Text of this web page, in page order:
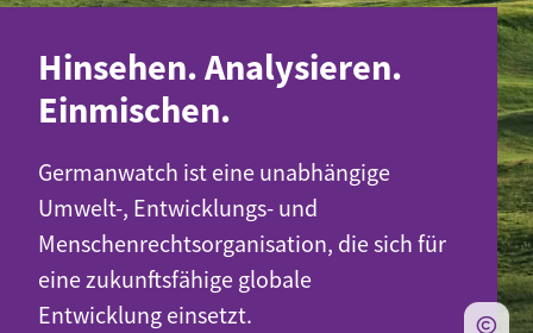
Hinsehen. Analysieren.
Einmischen.
Germanwatch ist eine unabhängige
Umwelt-, Entwicklungs- und
Menschenrechtsorganisation, die sich für
eine zukunftsfähige globale
Entwicklung einsetzt.